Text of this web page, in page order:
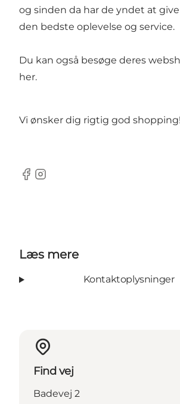
og sinden da har de yndet at
den bedste oplevelse og service.
Du kan også besøge deres
her.
Vi ønsker dig rigtig god shopping!
Facebook
Instagram
Læs mere
Kontaktoplysninger
Find vej
Badevej 2